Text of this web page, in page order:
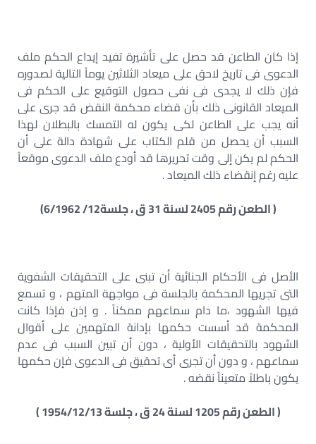
إذا كان الطاعن قد حصل على تأشيرة تفيد إيداع الحكم ملف
الدعوى فى تاريخ لاحق على ميعاد الثلاثين يوماً التالية لصدوره
فإن ذلك لا يجدى فى نفى حصول التوقيع على الحكم فى
الميعاد القانونى ذلك بأن قضاء محكمة النقض قد جرى على
أنه يجب على الطاعن لكى يكون له التمسك بالبطلان لهذا
السبب أن يحصل من قلم الكتاب على شهادة دالة على أن
الحكم لم يكن إلى وقت تحريرها قد أودع ملف الدعوى موقعاً
عليه رغم إنقضاء ذلك الميعاد .
( الطعن رقم 2405 لسنة 31 ق ، جلسة12/ 6/1962)
الأصل فى الأحكام الجنائية أن تبنى على التحقيقات الشفوية
التى تجريها المحكمة بالجلسة فى مواجهة المتهم ، و تسمع
فيها الشهود ،ما دام سماعهم ممكناً . و إذن فإذا كانت
المحكمة قد أسست حكمها بإدانة المتهمين على أقوال
الشهود بالتحقيقات الأولية ، دون أن تبين السبب فى عدم
سماعهم ، و دون أن تجرى أى تحقيق فى الدعوى فإن حكمها
يكون باطلاً متعيناً نقضه .
( الطعن رقم 1205 لسنة 24 ق ، جلسة 1954/12/13 )